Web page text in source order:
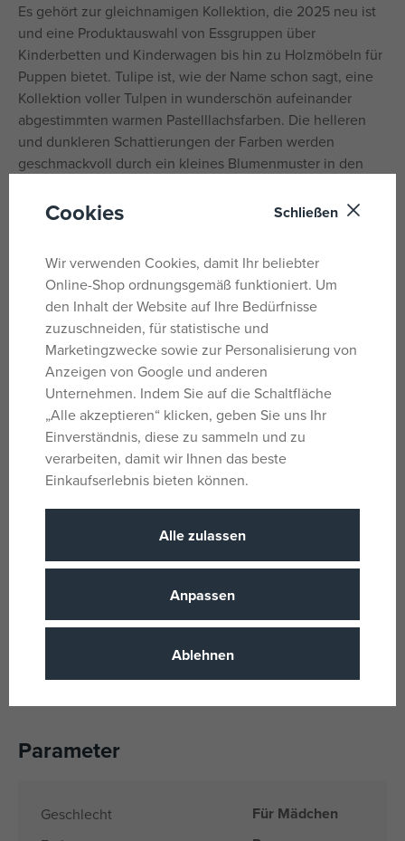
Es gehört zur gleichnamigen Kollektion, die 2025 neu ist
und eine Produktauswahl von Essgruppen über
Kinderbetten und Kinderwagen bis hin zu Holzmöbeln für
Puppen bietet. Tulipe ist, wie der Name schon sagt, eine
Kollektion voller Tulpen in wunderschön aufeinander
abgestimmten warmen Pastelllachsfarben. Die helleren
und dunkleren Schattierungen der Farben werden
geschmackvoll durch ein kleines Blumenmuster in den
ergänzt.
Taschen an den Kinderwagen noch verstärkt. Die
Tulpenblüte ziert auch die Holzprodukte dieser Kollektion.
Zubehör und Ausstattung:
Pastellfarbene Kleiderstange
3 Kleiderbügel aus Holz
Schrankmaße: 42 × 16 × 49 cm (B x T x H)
Kleidung ist nicht im Lieferumfang enthalten.
Weitere Informationen:
Material: MDF, Massivholz, Metall
Verpackt in einer Box in den Farben der Kollektion
Verpackungsmaße: 40 x 4,3 x 40 cm (L x B x H)
Bei ausgewählten Modellen befindet sich auf der
Verpackung ein QR-Code mit einer Video-
Parameter
Geschlecht Für Mädchen
Cookies Schließen
Wir verwenden Cookies, damit Ihr beliebter
Online-Shop ordnungsgemäß funktioniert. Um
den Inhalt der Website auf Ihre Bedürfnisse
zuzuschneiden, für statistische und
Marketingzwecke sowie zur Personalisierung von
Anzeigen von Google und anderen
Unternehmen. Indem Sie auf die Schaltfläche
„Alle akzeptieren“ klicken, geben Sie uns Ihr
Einverständnis, diese zu sammeln und zu
verarbeiten, damit wir Ihnen das beste
Einkaufserlebnis bieten können.
Alle zulassen
Anpassen
Ablehnen